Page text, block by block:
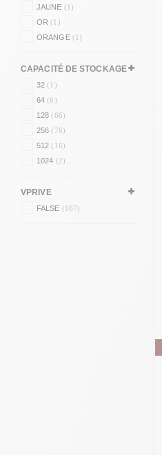
JAUNE (1)
OR(1)
ORANGE (1)
CAPACITÉ DE STOCKAGE
32(1)
64(6)
128(66)
256(76)
512(16)
1024 (2)
VPRIVE
FALSE (167)